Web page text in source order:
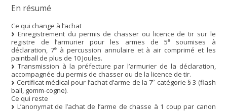
En résumé
Ce qui change à l’achat
Enregistrement du permis de chasser ou licence de tir sur le
registre de l’armurier pour les armes de 5e
soumises à
déclaration, 7e à percussion annulaire et à air comprimé et les
paintball de plus de 10 Joules.
Transmission à la préfecture par l’armurier de la déclaration,
accompagnée du permis de chasser ou de la licence de tir.
Certificat médical pour l’achat d’arme de la 7e catégorie § 3 (flash
ball, gomm-cogne).
Ce qui reste
L’anonymat de l’achat de l’arme de chasse à 1 coup par canon